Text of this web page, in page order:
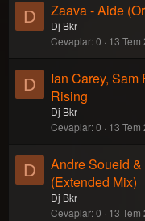
D Zaava - Aide
Dj Bkr
Cevaplar 0 13 Tem
D
Ian Carey, Sam
Rising
Dj Bkr
Cevaplar 0 13 Tem
D
Andre Soueid
(Extended Mix)
Dj Bkr
Cevaplar 0 13 Tem